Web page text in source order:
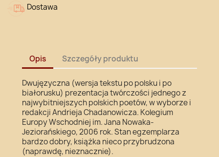
Dostawa
Opis Szczegóły produktu
Dwujęzyczna (wersja tekstu po polsku i po
białorusku) prezentacja twórczości jednego z
najwybitniejszych polskich poetów, w wyborze i
redakcji Andrieja Chadanowicza. Kolegium
Europy Wschodniej im. Jana Nowaka-
Jeziorańskiego, 2006 rok. Stan egzemplarza
bardzo dobry, książka nieco przybrudzona
(naprawdę, nieznacznie).